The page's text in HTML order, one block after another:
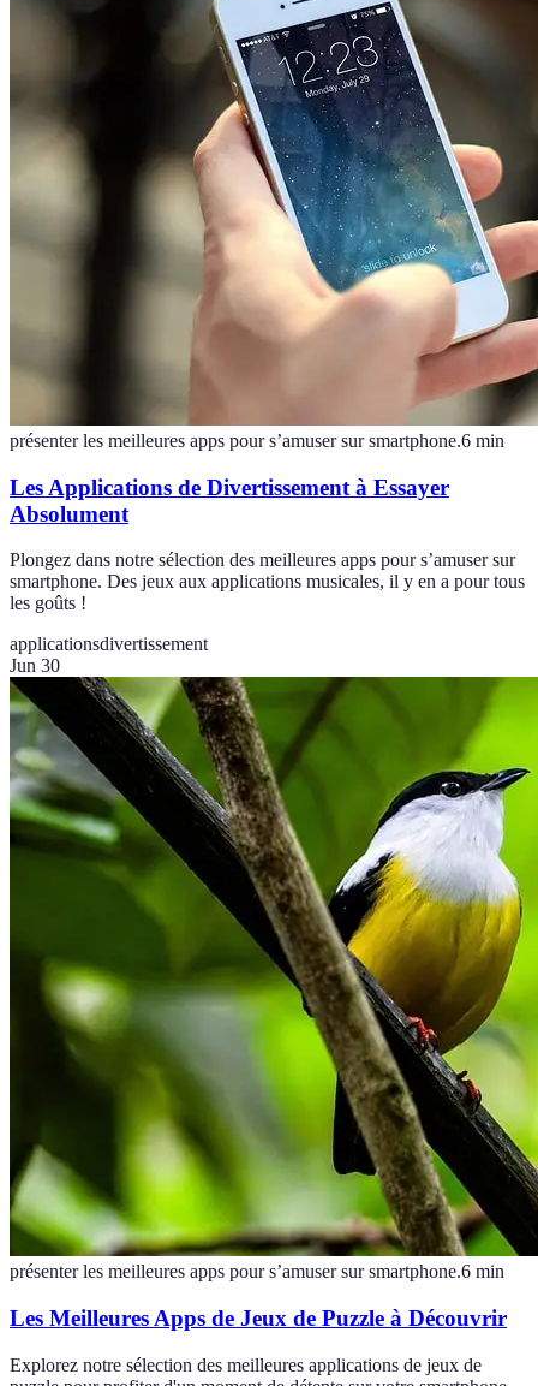
présenter les meilleures apps pour s’amuser sur smartphone.6 min
Les Applications de Divertissement à Essayer
Absolument
Plongez dans notre sélection des meilleures apps pour s’amuser sur
smartphone. Des jeux aux applications musicales, il y en a pour tous
les goûts !
applicationsdivertissement
Jun 30
présenter les meilleures apps pour s’amuser sur smartphone.6 min
Les Meilleures Apps de Jeux de Puzzle à Découvrir
Explorez notre sélection des meilleures applications de jeux de